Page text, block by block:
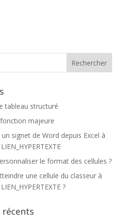
tableau structuré
majeure
signet de Word depuis Excel à
le format des cellules ?
une cellule du classeur à
?
récents